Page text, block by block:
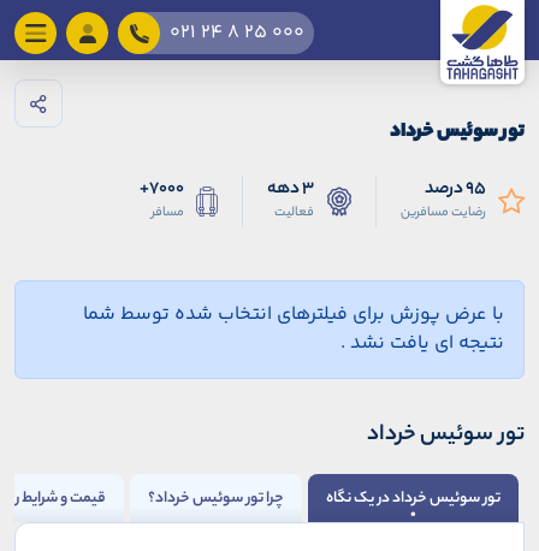
021 24 8 25 000
تور سوئیس خرداد
95 درصد
رضایت مسافرین
3 دهه
فعالیت
7000+
مسافر
با عرض پوزش برای فیلترهای انتخاب شده توسط شما
نتیجه ای یافت نشد .
تور سوئیس خرداد
تور سوئیس خرداد در یک نگاه چرا تور سوئیس خرداد؟ قیمت و شرایط